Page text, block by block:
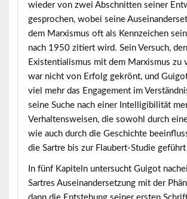
wieder von zwei Abschnitten seiner
gesprochen, wobei seine
dem Marxismus oft als Kennzeichen
nach 1950 zitiert wird. Sein Versuch, den
Existentialismus mit dem Marxismus zu
war nicht von Erfolg gekrönt, und
viel mehr das Engagement im
seine Suche nach einer Intelligibilität
Verhaltensweisen, die sowohl durch
wie auch durch die Geschichte
die Sartre bis zur Flaubert-Studie geführt
In fünf Kapiteln untersucht Guigot
Sartres Auseinandersetzung mit der